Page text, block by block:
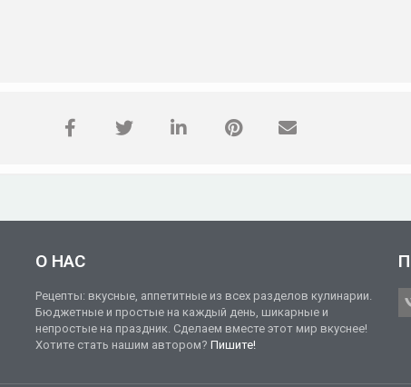
О НАС
Рецепты: вкусные, аппетитные из всех разделов кулинарии.
Бюджетные и простые на каждый день, шикарные и
непростые на праздник. Сделаем вместе этот мир вкуснее!
Хотите стать нашим автором? Пишите!